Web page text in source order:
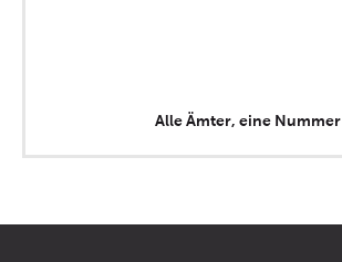
Alle Ämter, eine Nummer